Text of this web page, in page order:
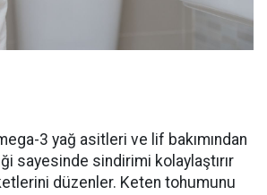
3 yağ asitleri ve lif bakımından
sayesinde sindirimi kolaylaştırır
düzenler. Keten tohumunu